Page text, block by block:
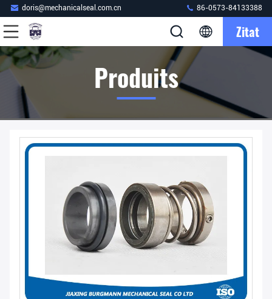
doris@mechanicalseal.com.cn 86-0573-84133388
Zitat
Produits